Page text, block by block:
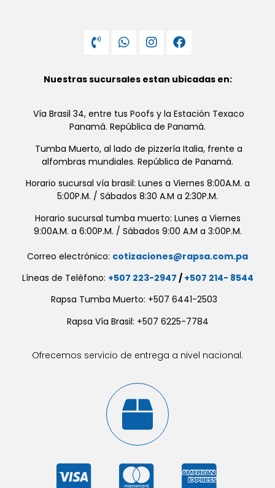
Nuestras sucursales estan ubicadas en:
Vía Brasil 34, entre tus Poofs y la Estación Texaco
Panamá. República de Panamá.
Tumba Muerto, al lado de pizzería Italia, frente a
alfombras mundiales. República de Panamá.
Horario sucursal vía brasil: Lunes a Viernes 8:00A.M. a
5:00P.M. / Sábados 8:30 A.M a 2:30P.M.
Horario sucursal tumba muerto: Lunes a Viernes
9:00A.M. a 6:00P.M. / Sábados 9:00 A.M a 3:00P.M.
Correo electrónico: cotizaciones@rapsa.com.pa
Líneas de Teléfono: +507 223-2947 / +507 214- 8544
Rapsa Tumba Muerto: +507 6441-2503
Rapsa Vía Brasil: +507 6225-7784
Ofrecemos servicio de entrega a nivel nacional.